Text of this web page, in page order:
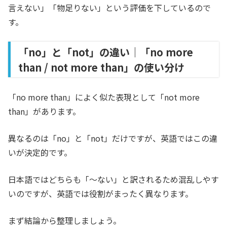
言えない」「物足りない」という評価を下しているので
す。
「no」と「not」の違い｜「no more
than / not more than」の使い分け
「no more than」によく似た表現として「not more
than」があります。
異なるのは「no」と「not」だけですが、英語ではこの違
いが決定的です。
日本語ではどちらも「〜ない」と訳されるため混乱しやす
いのですが、英語では役割がまったく異なります。
まず結論から整理しましょう。